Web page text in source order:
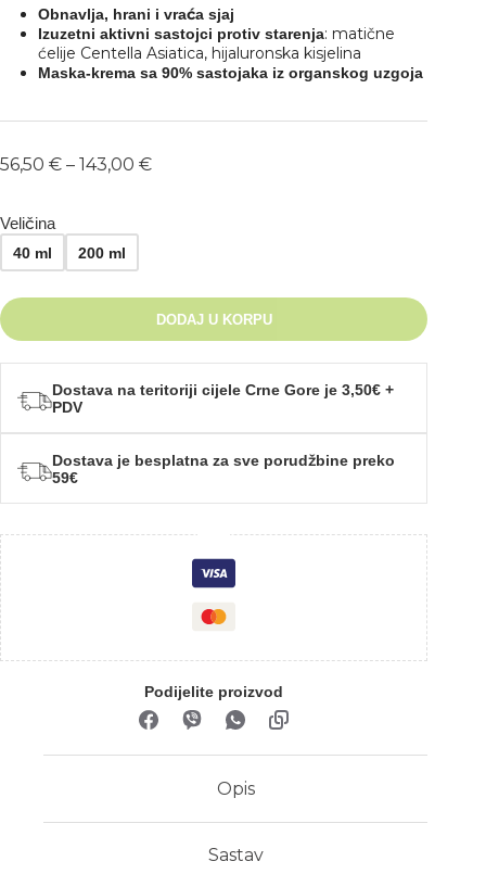
Obnavlja, hrani i vraća sjaj
Izuzetni aktivni sastojci protiv starenja: matične
ćelije Centella Asiatica, hijaluronska kisjelina
Maska-krema sa 90% sastojaka iz organskog uzgoja
56,50 € – 143,00 €
Veličina
40 ml 200 ml
DODAJ U KORPU
Dostava na teritoriji cijele Crne Gore je 3,50€ +
PDV
Dostava je besplatna za sve porudžbine preko
59€
Podijelite proizvod
Opis
Sastav